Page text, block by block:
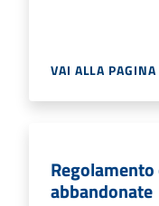
VAI ALLA PAGINA
abbandonate